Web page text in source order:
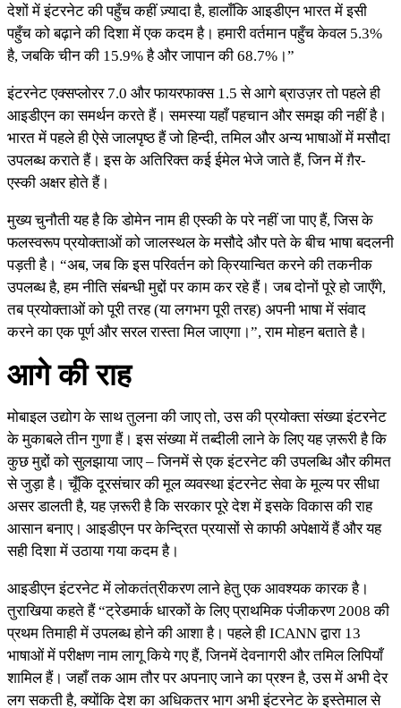
देशों में इंटरनेट की पहुँच कहीं ज़्यादा है, हालाँकि आइडीएन भारत में इसी
पहुँच को बढ़ाने की दिशा में एक कदम है। हमारी वर्तमान पहुँच केवल 5.3%
है, जबकि चीन की 15.9% है और जापान की 68.7%।”
इंटरनेट एक्सप्लोरर 7.0 और फायरफाक्स 1.5 से आगे ब्राउज़र तो पहले ही
आइडीएन का समर्थन करते हैं। समस्या यहाँ पहचान और समझ की नहीं है।
भारत में पहले ही ऐसे जालपृष्ठ हैं जो हिन्दी, तमिल और अन्य भाषाओं में मसौदा
उपलब्ध कराते हैं। इस के अतिरिक्त कई ईमेल भेजे जाते हैं, जिन में ग़ैर-
एस्की अक्षर होते हैं।
मुख्य चुनौती यह है कि डोमेन नाम ही एस्की के परे नहीं जा पाए हैं, जिस के
फलस्वरूप प्रयोक्ताओं को जालस्थल के मसौदे और पते के बीच भाषा बदलनी
पड़ती है। “अब, जब कि इस परिवर्तन को क्रियान्वित करने की तकनीक
उपलब्ध है, हम नीति संबन्धी मुद्दों पर काम कर रहे हैं। जब दोनों पूरे हो जाएँगे,
तब प्रयोक्ताओं को पूरी तरह (या लगभग पूरी तरह) अपनी भाषा में संवाद
करने का एक पूर्ण और सरल रास्ता मिल जाएगा।”, राम मोहन बताते है।
आगे की राह
मोबाइल उद्योग के साथ तुलना की जाए तो, उस की प्रयोक्ता संख्या इंटरनेट
के मुकाबले तीन गुणा हैं। इस संख्या में तब्दीली लाने के लिए यह ज़रूरी है कि
कुछ मुद्दों को सुलझाया जाए – जिनमें से एक इंटरनेट की उपलब्धि और कीमत
से जुड़ा है। चूँकि दूरसंचार की मूल व्यवस्था इंटरनेट सेवा के मूल्य पर सीधा
असर डालती है, यह ज़रूरी है कि सरकार पूरे देश में इसके विकास की राह
आसान बनाए। आइडीएन पर केन्द्रित प्रयासों से काफी अपेक्षायें हैं और यह
सही दिशा में उठाया गया कदम है।
आइडीएन इंटरनेट में लोकतंत्रीकरण लाने हेतु एक आवश्यक कारक है।
तुराखिया कहते हैं “ट्रेडमार्क धारकों के लिए प्राथमिक पंजीकरण 2008 की
प्रथम तिमाही में उपलब्ध होने की आशा है। पहले ही ICANN द्वारा 13
भाषाओं में परीक्षण नाम लागू किये गए हैं, जिनमें देवनागरी और तमिल लिपियाँ
शामिल हैं। जहाँ तक आम तौर पर अपनाए जाने का प्रश्न है, उस में अभी देर
लग सकती है, क्योंकि देश का अधिकतर भाग अभी इंटरनेट के इस्तेमाल से